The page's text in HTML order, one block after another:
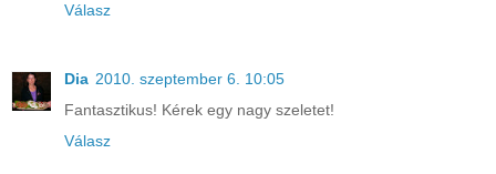
Válasz
Dia 2010. szeptember 6. 10:05
Fantasztikus! Kérek egy nagy szeletet!
Válasz